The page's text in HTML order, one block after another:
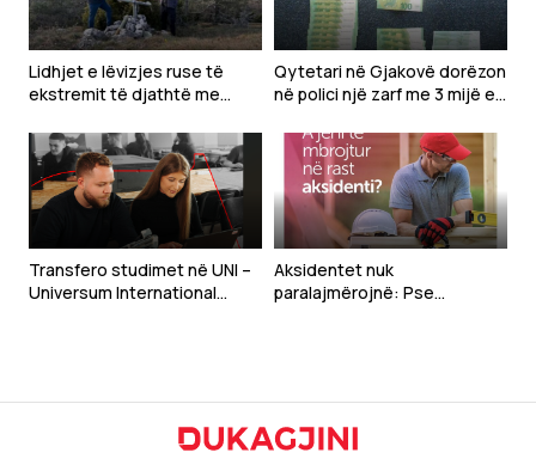
Lidhjet e lëvizjes ruse të
ekstremit të djathtë me
Qytetari në Gjakovë dorëzon
në polici një zarf me 3 mijë e
Transfero studimet në UNI –
Universum International
Aksidentet nuk
paralajmërojnë: Pse